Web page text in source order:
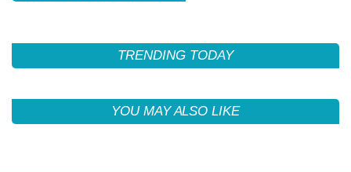
TRENDING TODAY
YOU MAY ALSO LIKE